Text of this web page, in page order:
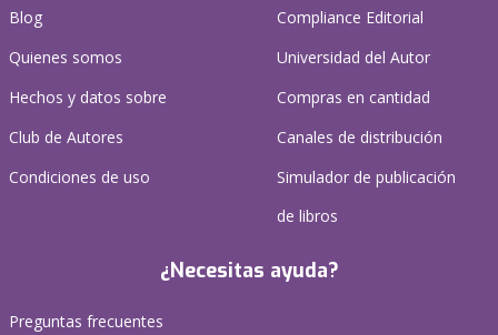
Blog
Quienes somos
Hechos y datos sobre
Club de Autores
Condiciones de uso
Compliance Editorial
Universidad del Autor
Compras en cantidad
Canales de distribución
Simulador de publicación
de libros
¿Necesitas ayuda?
Preguntas frecuentes